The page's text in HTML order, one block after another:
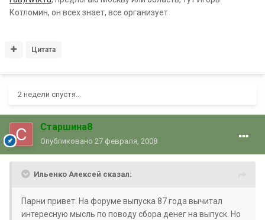
Котломин, он всех знает, все организует
Цитата
2 недели спустя...
Старшина8
Опубликовано 27 февраля, 2008
Ильенко Алексей сказал:
Парни привет. На форуме выпуска 87 года вычитал
интересную мысль по поводу сбора денег на выпуск. Но